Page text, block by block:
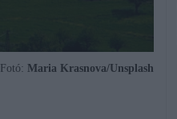
Fotó: Maria Krasnova/Unsplash